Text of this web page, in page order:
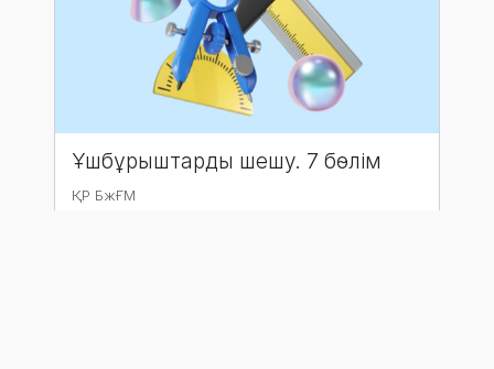
Ұшбұрыштарды шешу. 7 бөлім
ҚР БжҒМ